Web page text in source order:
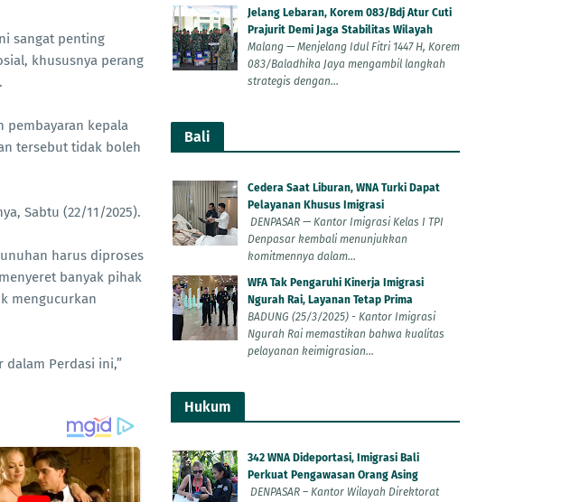
sangat penting
khususnya perang
pembayaran kepala
tersebut tidak boleh
Sabtu (22/11/2025).
harus diproses
banyak pihak
mengucurkan
dalam Perdasi ini,”
Jelang Lebaran, Korem 083/Bdj Atur Cuti
Prajurit Demi Jaga Stabilitas Wilayah
Malang — Menjelang Idul Fitri 1447 H, Korem
083/Baladhika Jaya mengambil langkah
strategis dengan...
Bali
Cedera Saat Liburan, WNA Turki Dapat
Pelayanan Khusus Imigrasi
DENPASAR — Kantor Imigrasi Kelas I TPI
Denpasar kembali menunjukkan
komitmennya dalam...
WFA Tak Pengaruhi Kinerja Imigrasi
Ngurah Rai, Layanan Tetap Prima
BADUNG (25/3/2025) - Kantor Imigrasi
Ngurah Rai memastikan bahwa kualitas
pelayanan keimigrasian...
Hukum
342 WNA Dideportasi, Imigrasi Bali
Perkuat Pengawasan Orang Asing
DENPASAR – Kantor Wilayah Direktorat